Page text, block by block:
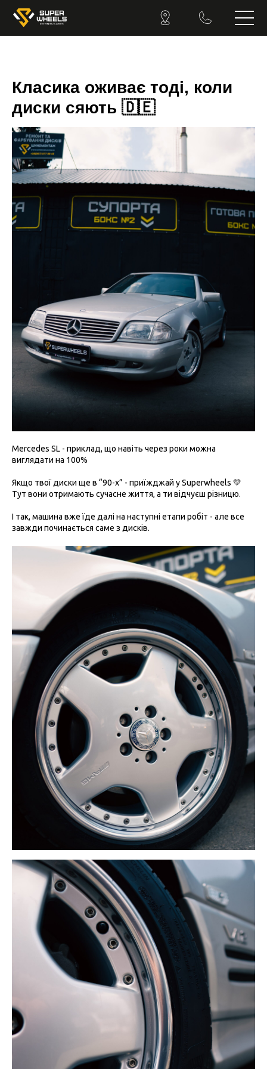
Класика оживає тоді, коли
диски сяють 🇩🇪
Mercedes SL - приклад, що навіть через роки можна
виглядати на 100%
Якщо твої диски ще в “90-х” - приїжджай у Superwheels 💛
Тут вони отримають сучасне життя, а ти відчуєш різницю.
І так, машина вже їде далі на наступні етапи робіт - але все
завжди починається саме з дисків.